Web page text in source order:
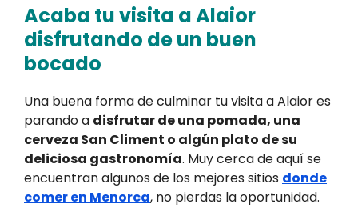
Acaba tu visita a Alaior
disfrutando de un buen
bocado
Una buena forma de culminar tu visita a Alaior es
parando a disfrutar de una pomada, una
cerveza San Climent o algún plato de su
deliciosa gastronomía. Muy cerca de aquí se
encuentran algunos de los mejores sitios donde
comer en Menorca, no pierdas la oportunidad.